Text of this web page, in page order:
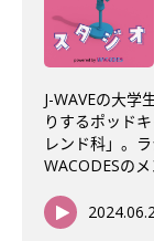
J-WAVEの大学
りするポッド
レンド科」。
WACODESの